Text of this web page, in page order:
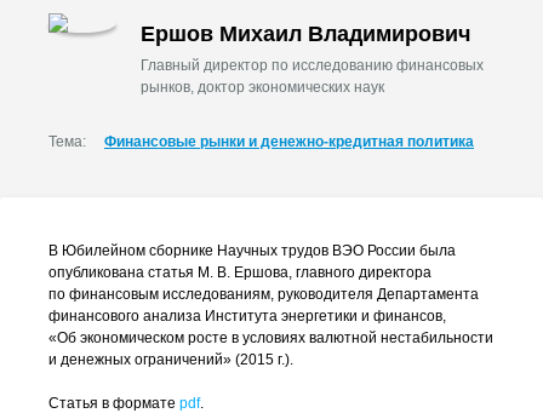
Ершов Михаил Владимирович
Главный директор по исследованию финансовых
рынков, доктор экономических наук
Тема: Финансовые рынки и денежно-кредитная политика
В Юбилейном сборнике Научных трудов ВЭО России была
опубликована статья М. В. Ершова, главного директора
по финансовым исследованиям, руководителя Департамента
финансового анализа Института энергетики и финансов,
«Об экономическом росте в условиях валютной нестабильности
и денежных ограничений» (2015 г.).
Статья в формате pdf.